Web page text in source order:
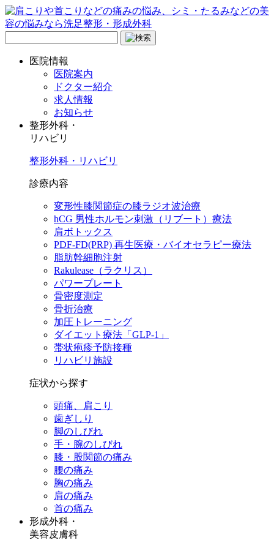
医院情報
医院案内
ドクター紹介
求人情報
お知らせ
整形外科・
リハビリ
整形外科・リハビリ
診療内容
変形性膝関節症の膝ラジオ波治療
hCG 男性ホルモン刺激（リブート）療法
肩ボトックス
PDF-FD(PRP) 再生医療・バイオセラピー療法
脂肪幹細胞注射
Rakulease（ラクリス）
パワープレート
骨密度測定
骨折治療
加圧トレーニング
ダイエット療法「GLP-1」
帯状疱疹予防接種
リハビリ施設
症状から探す
頭痛、肩こり
歯ぎしり
脚のしびれ
手・腕のしびれ
膝・股関節の痛み
腰の痛み
胸の痛み
肩の痛み
首の痛み
形成外科・
美容皮膚科